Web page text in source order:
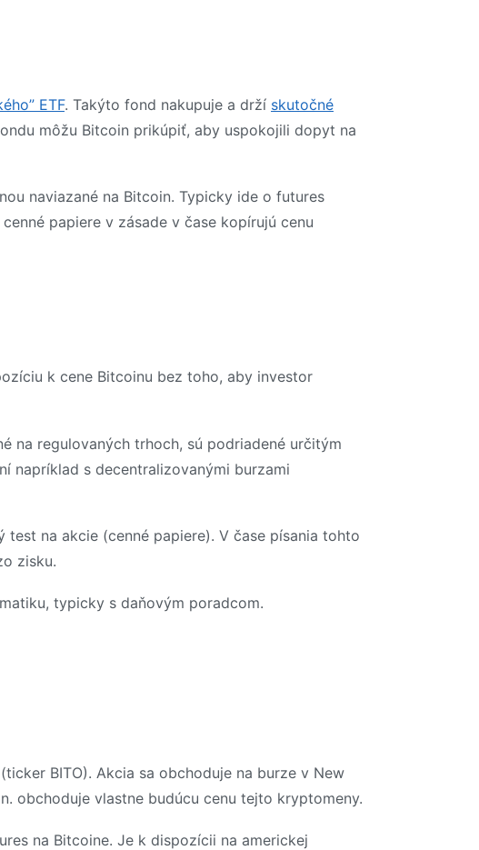
ETF. Takýto fond nakupuje a drží skutočné
môžu Bitcoin prikúpiť, aby uspokojili dopyt na
naviazané na Bitcoin. Typicky ide o futures
papiere v zásade v čase kopírujú cenu
k cene Bitcoinu bez toho, aby investor
na regulovaných trhoch, sú podriadené určitým
napríklad s decentralizovanými burzami
na akcie (cenné papiere). V čase písania tohto
zisku.
typicky s daňovým poradcom.
BITO). Akcia sa obchoduje na burze v New
obchoduje vlastne budúcu cenu tejto kryptomeny.
na Bitcoine. Je k dispozícii na americkej